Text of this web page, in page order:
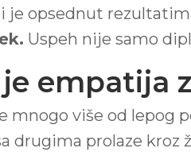
je opsednut
Uspeh nije samo
empatija
mnogo više od lepog
drugima prolaze kroz